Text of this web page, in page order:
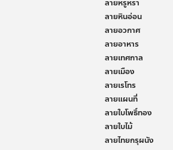
ลายหรูหรา
ลายหินอ่อน
ลายอวกาศ
ลายอาหาร
ลายเทศกาล
ลายเมือง
ลายเรโทร
ลายแผนที่
ลายใบโพธิ์ทอง
ลายใบไม้
ลายไทยกรุผนัง